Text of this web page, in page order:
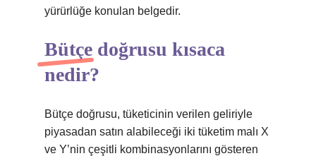
yürürlüğe konulan belgedir.
Bütçe doğrusu kısaca
nedir?
Bütçe doğrusu, tüketicinin verilen geliriyle
piyasadan satın alabileceği iki tüketim malı X
ve Y’nin çeşitli kombinasyonlarını gösteren